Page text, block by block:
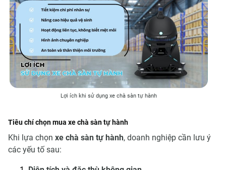
Lợi ích khi sử dụng xe chà sàn tự hành
Tiêu chí chọn mua xe chà sàn tự hành
Khi lựa chọn xe chà sàn tự hành, doanh nghiệp cần lưu ý
các yếu tố sau: